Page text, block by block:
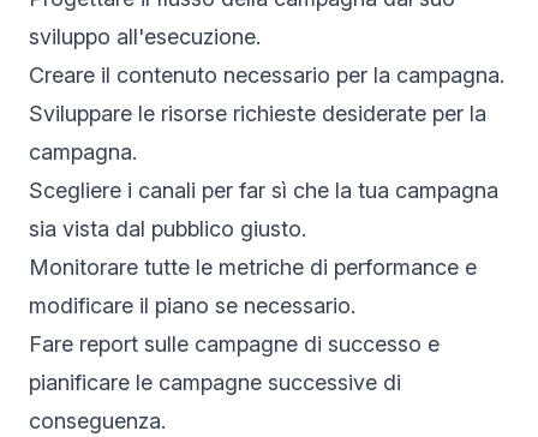
sviluppo all'esecuzione.
Creare il contenuto necessario per la campagna.
Sviluppare le risorse richieste desiderate per la
campagna.
Scegliere i canali per far sì che la tua campagna
sia vista dal pubblico giusto.
Monitorare tutte le metriche di performance e
modificare il piano se necessario.
Fare report sulle campagne di successo e
pianificare le campagne successive di
conseguenza.